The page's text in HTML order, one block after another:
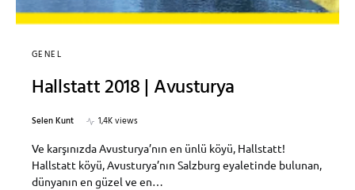
GENEL
Hallstatt 2018 | Avusturya
Selen Kunt
1,4K views
Ve karşınızda Avusturya’nın en ünlü köyü, Hallstatt!
Hallstatt köyü, Avusturya’nın Salzburg eyaletinde bulunan,
dünyanın en güzel ve en…